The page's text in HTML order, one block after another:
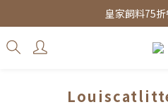
皇家飼料75
皇家飼料75
水魔素限時